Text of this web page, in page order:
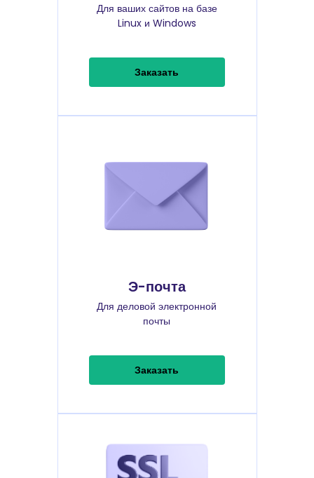
Для ваших сайтов на базе
Linux и Windows
Заказать
Э-почта
Для деловой электронной
почты
Заказать